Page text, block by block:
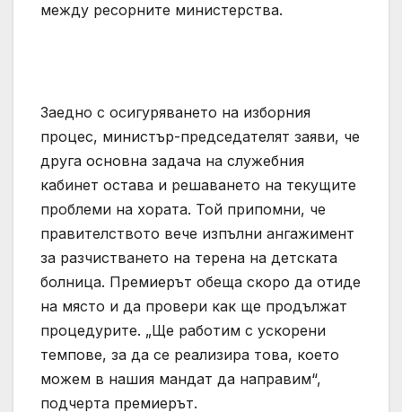
между ресорните министерства.
Заедно с осигуряването на изборния
процес, министър-председателят заяви, че
друга основна задача на служебния
кабинет остава и решаването на текущите
проблеми на хората. Той припомни, че
правителството вече изпълни ангажимент
за разчистването на терена на детската
болница. Премиерът обеща скоро да отиде
на място и да провери как ще продължат
процедурите. „Ще работим с ускорени
темпове, за да се реализира това, което
можем в нашия мандат да направим“,
подчерта премиерът.